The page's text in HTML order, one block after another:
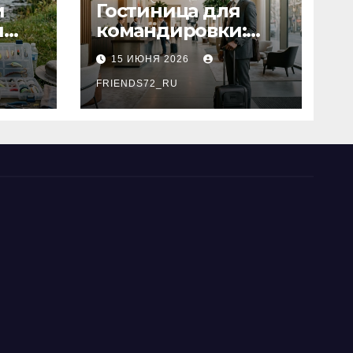
Гостиница для
командировки:
основные
критерии выбора
15 ИЮНЯ 2026
FRIENDS72_RU